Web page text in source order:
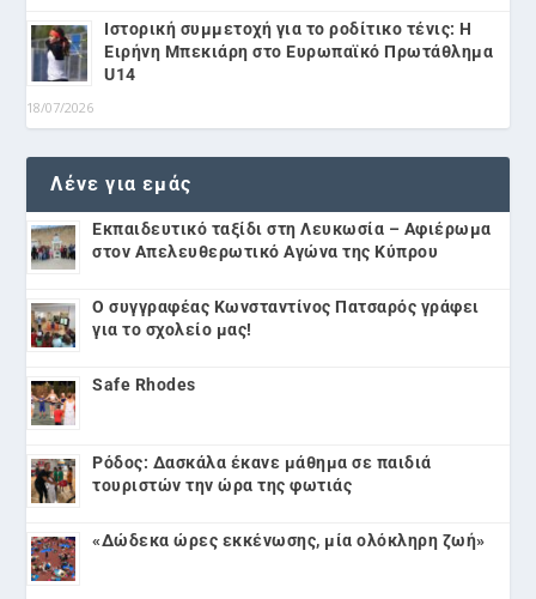
Ιστορική συμμετοχή για το ροδίτικο τένις: Η
Ειρήνη Μπεκιάρη στο Ευρωπαϊκό Πρωτάθλημα
U14
18/07/2026
Λένε για εμάς
Εκπαιδευτικό ταξίδι στη Λευκωσία – Αφιέρωμα
στον Απελευθερωτικό Αγώνα της Κύπρου
Ο συγγραφέας Κωνσταντίνος Πατσαρός γράφει
για το σχολείο μας!
Safe Rhodes
Ρόδος: Δασκάλα έκανε μάθημα σε παιδιά
τουριστών την ώρα της φωτιάς
«Δώδεκα ώρες εκκένωσης, μία ολόκληρη ζωή»